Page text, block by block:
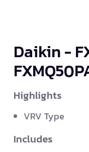
Daikin -
Highlights
VRV Type
Includes